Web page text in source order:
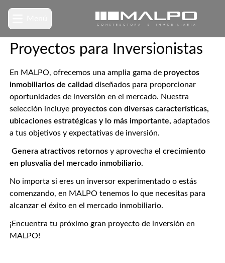
Proyectos para Inversionistas
En MALPO, ofrecemos una amplia gama de proyectos
inmobiliarios de calidad diseñados para proporcionar
oportunidades de inversión en el mercado. Nuestra
selección incluye proyectos con diversas características,
ubicaciones estratégicas y lo más importante, adaptados
a tus objetivos y expectativas de inversión.
Genera atractivos retornos y aprovecha el crecimiento
en plusvalía del mercado inmobiliario.
No importa si eres un inversor experimentado o estás
comenzando, en MALPO tenemos lo que necesitas para
alcanzar el éxito en el mercado inmobiliario.
¡Encuentra tu próximo gran proyecto de inversión en
MALPO!